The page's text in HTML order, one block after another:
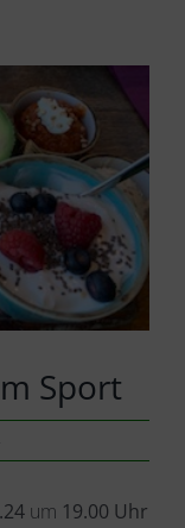
Sport
um 19.00 Uhr